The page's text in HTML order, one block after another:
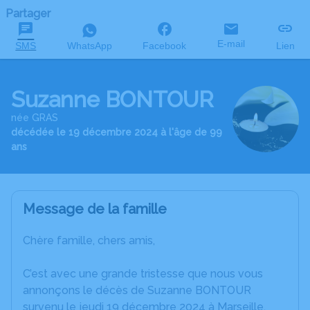
Partager
SMS WhatsApp Facebook E-mail Lien
Suzanne BONTOUR
née GRAS
décédée le 19 décembre 2024 à l'âge de 99
ans
Message de la famille
Chère famille, chers amis,
C’est avec une grande tristesse que nous vous
annonçons le décès de Suzanne BONTOUR
survenu le jeudi 19 décembre 2024 à Marseille.